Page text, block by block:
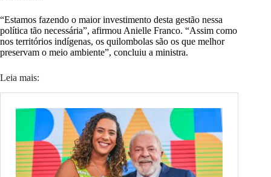
“Estamos fazendo o maior investimento desta gestão nessa
política tão necessária”, afirmou Anielle Franco. “Assim como
nos territórios indígenas, os quilombolas são os que melhor
preservam o meio ambiente”, concluiu a ministra.
Leia mais: